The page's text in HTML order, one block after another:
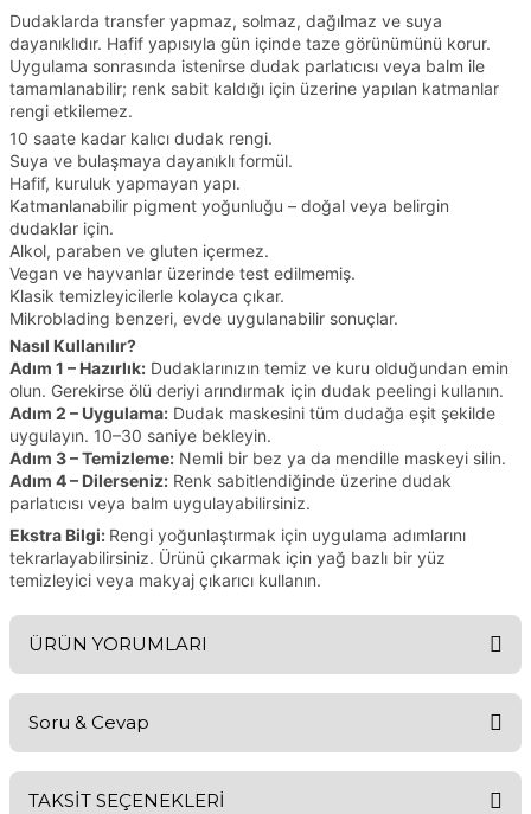
Dudaklarda transfer yapmaz, solmaz, dağılmaz ve suya
dayanıklıdır. Hafif yapısıyla gün içinde taze görünümünü korur.
Uygulama sonrasında istenirse dudak parlatıcısı veya balm ile
tamamlanabilir; renk sabit kaldığı için üzerine yapılan katmanlar
rengi etkilemez.
10 saate kadar kalıcı dudak rengi.
Suya ve bulaşmaya dayanıklı formül.
Hafif, kuruluk yapmayan yapı.
Katmanlanabilir pigment yoğunluğu – doğal veya belirgin
dudaklar için.
Alkol, paraben ve gluten içermez.
Vegan ve hayvanlar üzerinde test edilmemiş.
Klasik temizleyicilerle kolayca çıkar.
Mikroblading benzeri, evde uygulanabilir sonuçlar.
Nasıl Kullanılır?
Adım 1 – Hazırlık: Dudaklarınızın temiz ve kuru olduğundan emin
olun. Gerekirse ölü deriyi arındırmak için dudak peelingi kullanın.
Adım 2 – Uygulama: Dudak maskesini tüm dudağa eşit şekilde
uygulayın. 10–30 saniye bekleyin.
Adım 3 – Temizleme: Nemli bir bez ya da mendille maskeyi silin.
Adım 4 – Dilerseniz: Renk sabitlendiğinde üzerine dudak
parlatıcısı veya balm uygulayabilirsiniz.
Ekstra Bilgi: Rengi yoğunlaştırmak için uygulama adımlarını
tekrarlayabilirsiniz. Ürünü çıkarmak için yağ bazlı bir yüz
temizleyici veya makyaj çıkarıcı kullanın.
ÜRÜN YORUMLARI
Soru & Cevap
TAKSİT SEÇENEKLERİ